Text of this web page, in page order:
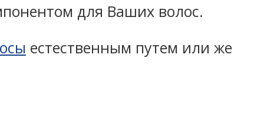
для Ваших волос.
естественным путем или же